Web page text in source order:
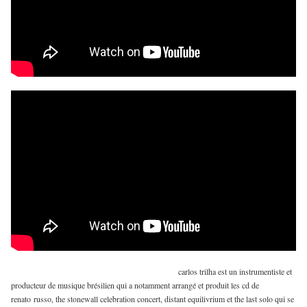
carlos trilha est un instrumentiste et
producteur de musique brésilien qui a notamment arrangé et produit les cd de
renato russo, the stonewall celebration concert, distant equilivrium et the last solo qui se